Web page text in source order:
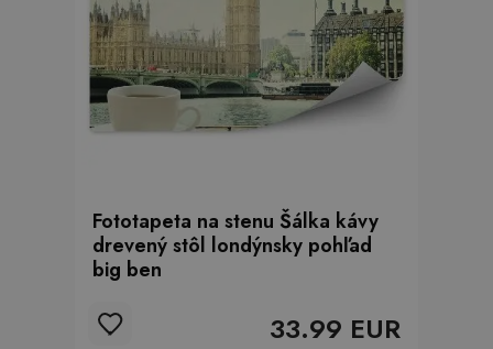
Fototapeta na stenu Šálka kávy
drevený stôl londýnsky pohľad
big ben
33.99 EUR